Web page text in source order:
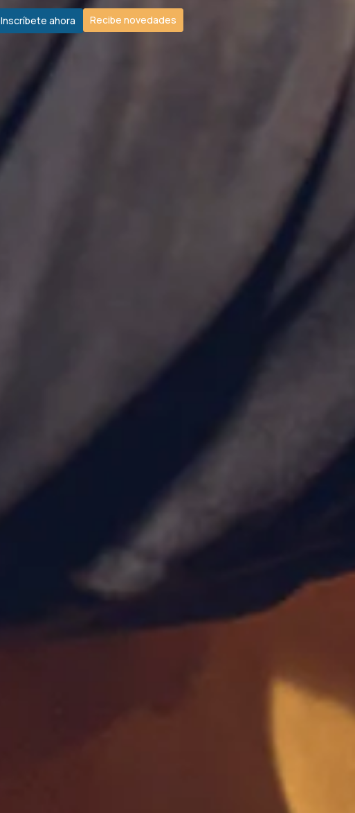
Inscríbete ahora Recibe novedades